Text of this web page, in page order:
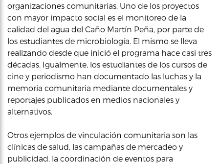
organizaciones comunitarias. Uno de los proyectos
con mayor impacto social es el monitoreo de la
calidad del agua del Caño Martín Peña, por parte de
los estudiantes de microbiología. El mismo se lleva
realizando desde que inició el programa hace casi tres
décadas. Igualmente, los estudiantes de los cursos de
cine y periodismo han documentado las luchas y la
memoria comunitaria mediante documentales y
reportajes publicados en medios nacionales y
alternativos.
Otros ejemplos de vinculación comunitaria son las
clínicas de salud, las campañas de mercadeo y
publicidad, la coordinación de eventos para